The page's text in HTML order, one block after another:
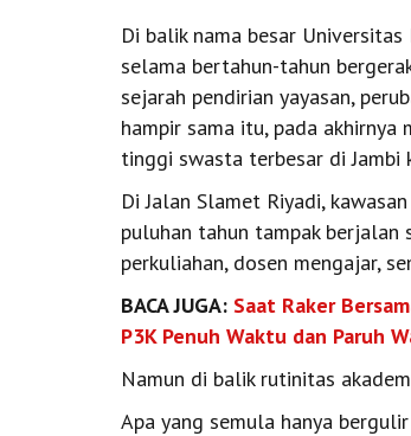
Di balik nama besar
selama bertahun-tahun
sejarah pendirian yayasan,
hampir sama itu, pada
tinggi swasta terbesar di Jambi
Di Jalan Slamet Riyadi,
puluhan tahun tampak berjalan
perkuliahan, dosen mengajar,
BACA JUGA: Saat Raker
P3K Penuh Waktu dan Paruh
Namun di balik rutinitas
Apa yang semula hanya